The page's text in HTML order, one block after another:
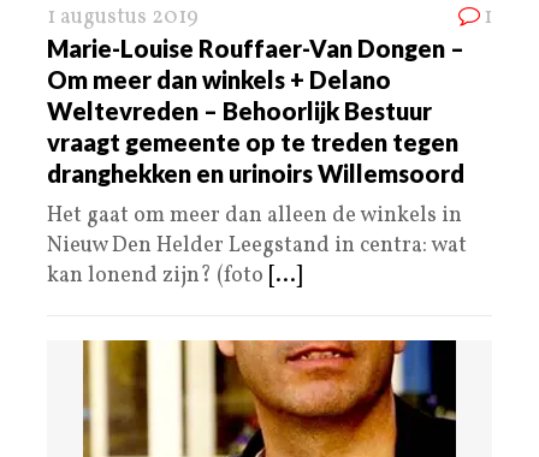
1 augustus 2019 1
Marie-Louise Rouffaer-Van Dongen –
Om meer dan winkels + Delano
Weltevreden – Behoorlijk Bestuur
vraagt gemeente op te treden tegen
dranghekken en urinoirs Willemsoord
Het gaat om meer dan alleen de winkels in
Nieuw Den Helder Leegstand in centra: wat
kan lonend zijn? (foto [...]